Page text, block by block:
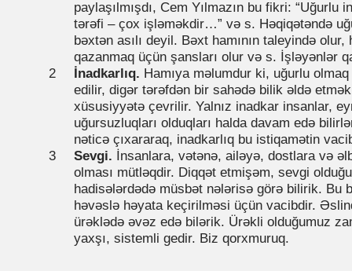
paylaşılmışdı, Cem Yılmazın bu fikri: “Uğurlu
tərəfi – çox işləməkdir…” və s. Həqiqətəndə
bəxtən asılı deyil. Bəxt hamının taleyində olur,
qazanmaq üçün şansları olur və s. İşləyənlər
İnadkarlıq. Hamıya məlumdur ki, uğurlu
edilir, digər tərəfdən bir sahədə bilik əldə
xüsusiyyətə çevrilir. Yalnız inadkar insanlar,
uğursuzluqları olduqları halda davam edə
nəticə çıxararaq, inadkarlıq bu istiqamətin
Sevgi. İnsanlara, vətənə, ailəyə, dostlara və
olması mütləqdir. Diqqət etmişəm, sevgi
hadisələrdədə müsbət nələrisə görə bilirik. Bu
həvəslə həyata keçirilməsi üçün vacibdir.
ürəklədə əvəz edə bilərik. Ürəkli olduğumuz
yaxşı, sistemli gedir. Biz qorxmuruq.